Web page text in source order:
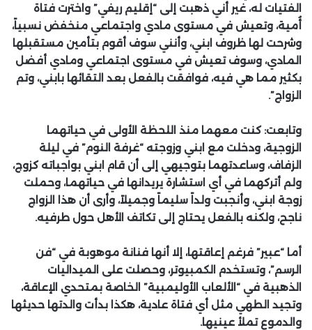
الفتيات له، غير أني ذهبت إلى “إقليم ريفي” واخترت فتاة
أُمية، وتعيش في مستوى مادي واجتماعي منخفض نسبياً،
وشرحت لها ظروف ابني، وأنني سوف أقوم بتأمين مستقبلها
المادي، وسوف تعيش في مستوى اجتماعي ومادي أفضل
بكثير مما هي فيه، فوافقت بالفعل بعد التقائها بابني، وتم
الزواج”.
وتابعت: كنت معهما منذ اللحظة الأولى في حياتهما
الزوجية، ودخلت مع ابني وزوجته “غرفة النوم” في ليلة
الزفاف، وساعدتهما بتوجيهي إلى أن قام ابني بواجباته كزوج،
ولم أتركهما في أي استشارة يريدانها في حياتهما، وحملت
زوجة ابني، وأنجبت ولداً سليماً وجميلاً، وأرى أن هذا الزواج
ناجح، ولكنه بالفعل يحتاج إلى تكاتف الأهل حول طرفيه.
أما “عبير” فرغم إعاقتها، إلا أنها فنانة موهوبة في “فن
الرسم”، وتستخدم الكمبيوتر، وحصلت على الميداليات
الذهبية في “الألعاب الأوليمبية” الخاصة بمتحدي الإعاقة،
وتجيد الطهي مثل أي فتاة عادية، هكذا بدأت والدتها حديثها
والدموع تملأ عينيها.